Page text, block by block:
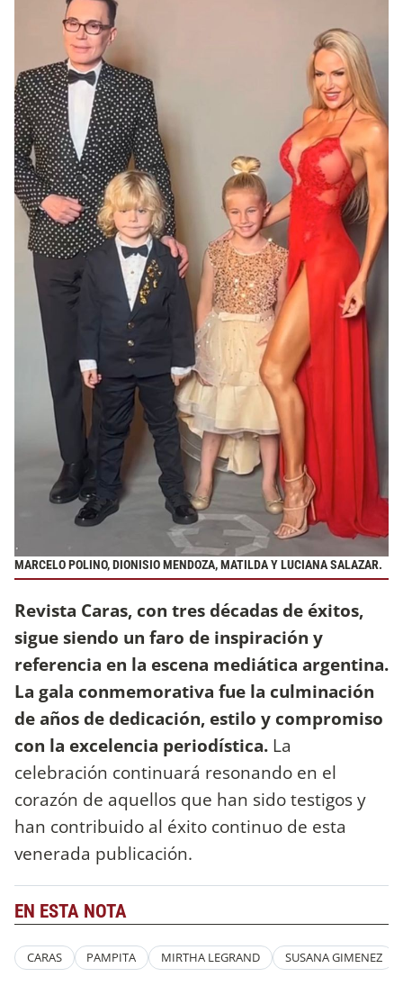
MARCELO POLINO, DIONISIO MENDOZA, MATILDA Y LUCIANA SALAZAR.
Revista Caras, con tres décadas de éxitos,
sigue siendo un faro de inspiración y
referencia en la escena mediática argentina.
La gala conmemorativa fue la culminación
de años de dedicación, estilo y compromiso
con la excelencia periodística. La
celebración continuará resonando en el
corazón de aquellos que han sido testigos y
han contribuido al éxito continuo de esta
venerada publicación.
EN ESTA NOTA
CARAS PAMPITA MIRTHA LEGRAND SUSANA GIMENEZ